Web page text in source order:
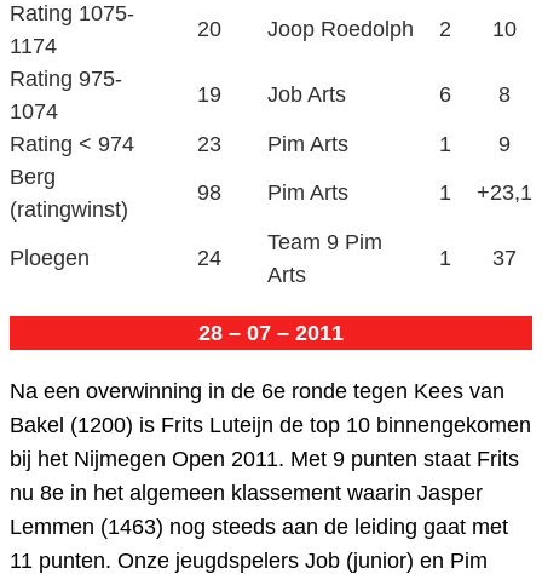
Rating 1075-
1174
20 Joop Roedolph 2 10
Rating 975-
1074
19 Job Arts 6 8
Rating < 974 23 Pim Arts 1
9
Berg
(ratingwinst)
98 Pim Arts 1 +23,1
Ploegen 24
Team 9 Pim
Arts
1 37
28 – 07 – 2011
Na een overwinning in de 6e ronde tegen Kees van
Bakel (1200) is Frits Luteijn de top 10 binnengekomen
bij het Nijmegen Open 2011. Met 9 punten staat Frits
nu 8e in het algemeen klassement waarin Jasper
Lemmen (1463) nog steeds aan de leiding gaat met
11 punten. Onze jeugdspelers Job (junior) en Pim